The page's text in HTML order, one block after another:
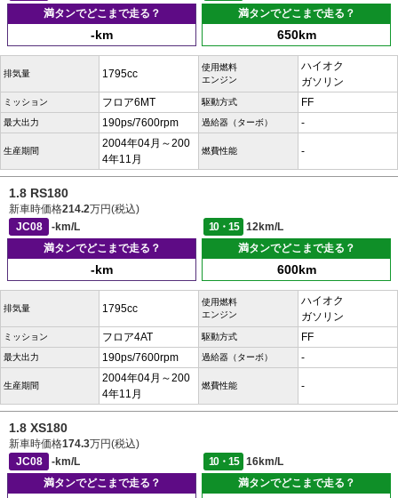
満タンでどこまで走る？
-km
満タンでどこまで走る？
650km
排気量 1795cc
使用燃料
エンジン
ハイオク
ガソリン
ミッション フロア6MT 駆動方式 FF
最大出力 190ps/7600rpm 過給器（ターボ） -
生産期間
2004年04月～200
4年11月
燃費性能 -
1.8 RS180
新車時価格214.2万円(税込)
JC08
-km/L 10・15
12km/L
満タンでどこまで走る？
-km
満タンでどこまで走る？
600km
排気量 1795cc
使用燃料
エンジン
ハイオク
ガソリン
ミッション フロア4AT 駆動方式 FF
最大出力 190ps/7600rpm 過給器（ターボ） -
生産期間
2004年04月～200
4年11月
燃費性能 -
1.8 XS180
新車時価格174.3万円(税込)
JC08
-km/L 10・15
16km/L
満タンでどこまで走る？
満タンでどこまで走る？